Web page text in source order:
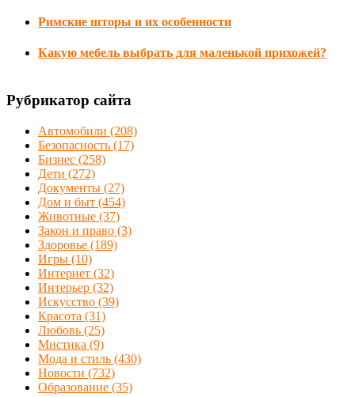
Римские шторы и их особенности
Какую мебель выбрать для маленькой прихожей?
Рубрикатор сайта
Автомобили (208)
Безопасность (17)
Бизнес (258)
Дети (272)
Документы (27)
Дом и быт (454)
Животные (37)
Закон и право (3)
Здоровье (189)
Игры (10)
Интернет (32)
Интерьер (32)
Искусство (39)
Красота (31)
Любовь (25)
Мистика (9)
Мода и стиль (430)
Новости (732)
Образование (35)